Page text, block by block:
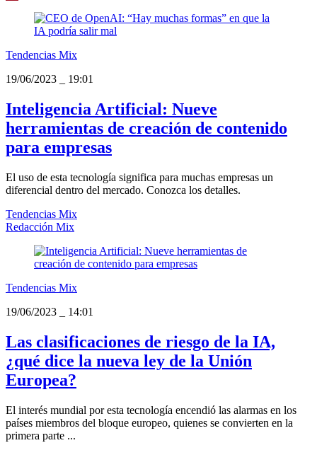
Tendencias Mix
19/06/2023
19:01
Inteligencia Artificial: Nueve
herramientas de creación de contenido
para empresas
El uso de esta tecnología significa para muchas empresas un
diferencial dentro del mercado. Conozca los detalles.
Tendencias Mix
Redacción Mix
Tendencias Mix
19/06/2023
14:01
Las clasificaciones de riesgo de la IA,
¿qué dice la nueva ley de la Unión
Europea?
El interés mundial por esta tecnología encendió las alarmas en los
países miembros del bloque europeo, quienes se convierten en la
primera parte ...